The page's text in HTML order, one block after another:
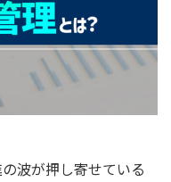
波が押し寄せている